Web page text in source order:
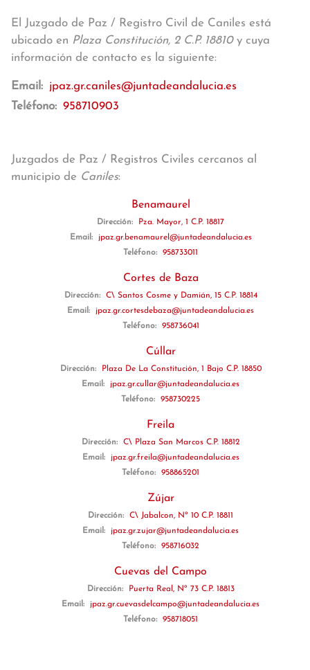
El Juzgado de Paz / Registro Civil de Caniles está
ubicado en Plaza Constitución, 2 C.P. 18810y cuya
información de contacto es la siguiente:
Email: jpaz.gr.caniles@juntadeandalucia.es
Teléfono: 958710903
Juzgados de Paz / Registros Civiles cercanos al
municipio de Caniles:
Benamaurel
Dirección:
Pza. Mayor, 1 C.P. 18817
Email:
jpaz.gr.benamaurel@juntadeandalucia.es
Teléfono:
958733011
Cortes de Baza
Dirección:
C\ Santos Cosme y Damián, 15 C.P. 18814
Email:
jpaz.gr.cortesdebaza@juntadeandalucia.es
Teléfono:
958736041
Cúllar
Dirección:
Plaza De La Constitución, 1 Bajo C.P. 18850
Email:
jpaz.gr.cullar@juntadeandalucia.es
Teléfono:
958730225
Freila
Dirección:
C\ Plaza San Marcos C.P. 18812
Email:
jpaz.gr.freila@juntadeandalucia.es
Teléfono:
958865201
Zújar
Dirección:
C\ Jabalcon, Nº 10 C.P. 18811
Email:
jpaz.gr.zujar@juntadeandalucia.es
Teléfono:
958716032
Cuevas del Campo
Dirección:
Puerta Real, Nº 73 C.P. 18813
Email:
jpaz.gr.cuevasdelcampo@juntadeandalucia.es
Teléfono:
958718051